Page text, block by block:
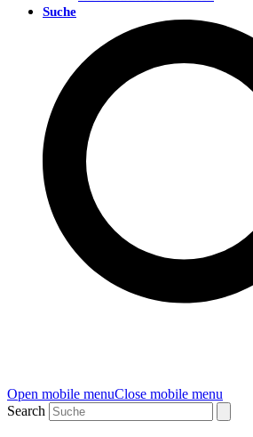
Suche
Open mobile menuClose mobile menu
Search